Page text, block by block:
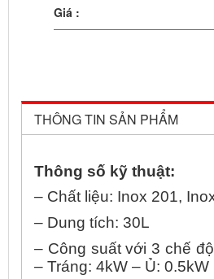
Giá :
THÔNG TIN SẢN PHẨM
Thông số kỹ thuật:
– Chất liệu: Inox 201,
– Dung tích: 30L
– Công suất với 3 chế
– Tráng: 4kW – Ủ: 0.5kW